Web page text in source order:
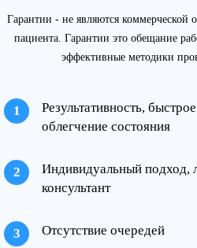
Гарантии - не являются
пациента. Гарантии это обещание
эффективные методики
Результативность, быстрое
облегчение состояния
Индивидуальный подход,
консультант
Отсутствие очередей